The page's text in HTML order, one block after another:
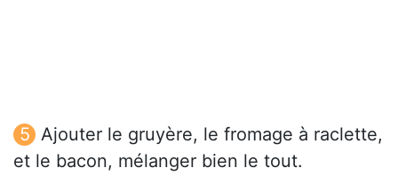
Ajouter le gruyère, le fromage à raclette,
et le bacon, mélanger bien le tout.